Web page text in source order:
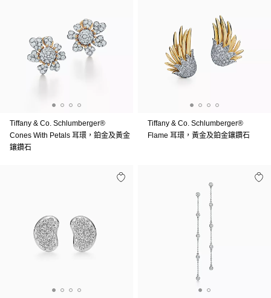
Tiffany & Co. Schlumberger®
Cones With Petals 耳環，鉑金及黃金
鑲鑽石
Tiffany & Co. Schlumberger®
Flame 耳環，黃金及鉑金鑲鑽石